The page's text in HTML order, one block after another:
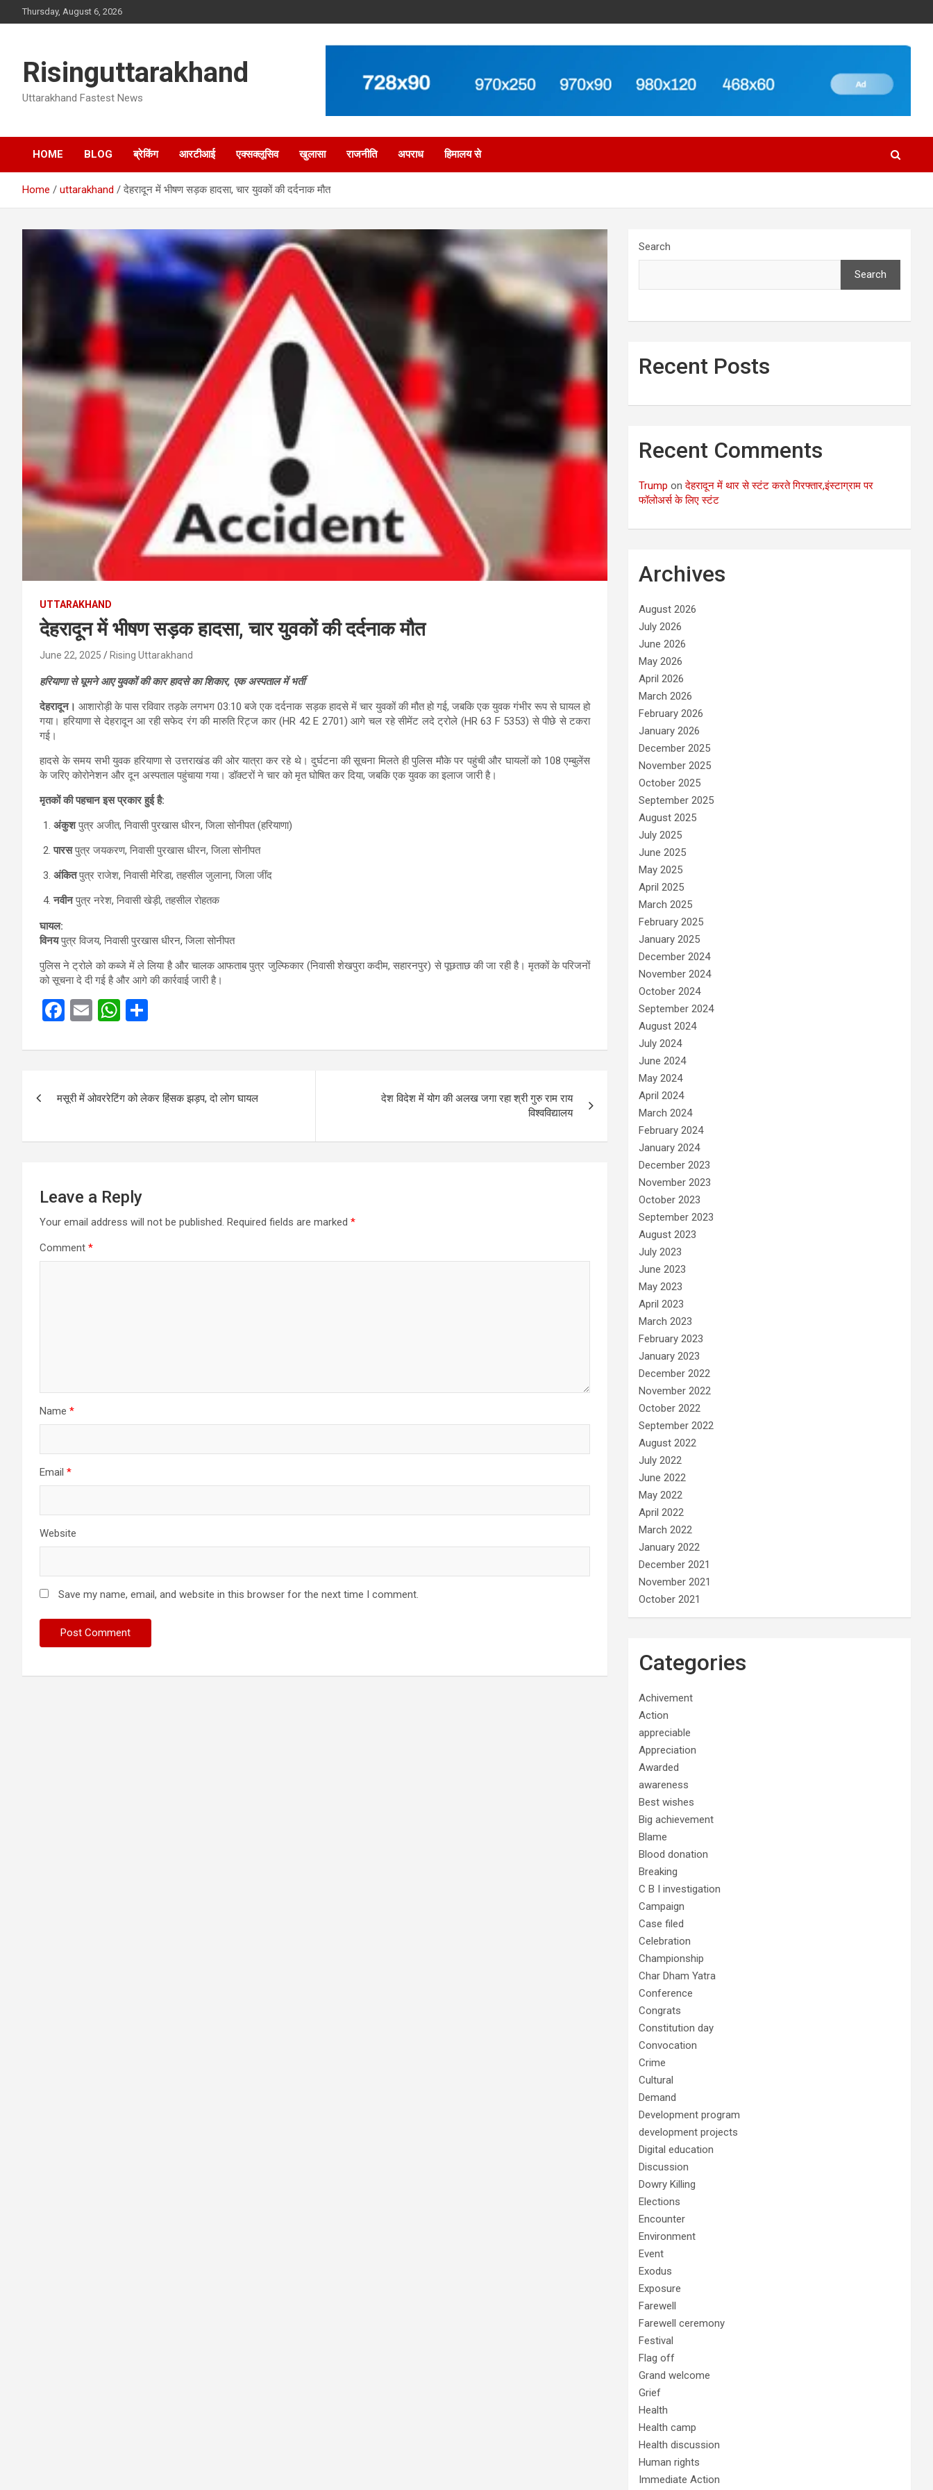
to
Thursday, August 6, 2026
Risinguttarakhand
Uttarakhand Fastest News
HOME BLOG ब्रेकिंग आरटीआई एक्सक्लूसिव खुलासा राजनीति अपराध हिमालय से
Home uttarakhand देहरादून में भीषण सड़क हादसा, चार युवकों की दर्दनाक मौत
UTTARAKHAND
देहरादून में भीषण सड़क हादसा, चार युवकों की दर्दनाक मौत
June 22, 2025 Rising Uttarakhand
हरियाणा से घूमने आए युवकों की कार हादसे का शिकार, एक अस्पताल में भर्ती
देहरादून। आशारोड़ी के पास रविवार तड़के लगभग 03:10 बजे एक दर्दनाक सड़क हादसे में चार युवकों की मौत हो गई, जबकि एक युवक गंभीर रूप से घायल हो
गया। हरियाणा से देहरादून आ रही सफेद रंग की मारुति रिट्ज कार (HR 42 E 2701) आगे चल रहे सीमेंट लदे ट्रोले (HR 63 F 5353) से पीछे से टकरा
गई।
हादसे के समय सभी युवक हरियाणा से उत्तराखंड की ओर यात्रा कर रहे थे। दुर्घटना की सूचना मिलते ही पुलिस मौके पर पहुंची और घायलों को 108 एम्बुलेंस
के जरिए कोरोनेशन और दून अस्पताल पहुंचाया गया। डॉक्टरों ने चार को मृत घोषित कर दिया, जबकि एक युवक का इलाज जारी है।
मृतकों की पहचान इस प्रकार हुई है:
अंकुशपुत्र अजीत, निवासी पुरखास धीरन, जिला सोनीपत (हरियाणा)
पारसपुत्र जयकरण, निवासी पुरखास धीरन, जिला सोनीपत
अंकितपुत्र राजेश, निवासी मेरिडा, तहसील जुलाना, जिला जींद
नवीनपुत्र नरेश, निवासी खेड़ी, तहसील रोहतक
घायल:
विनयपुत्र विजय, निवासी पुरखास धीरन, जिला सोनीपत
पुलिस ने ट्रोले को कब्जे में ले लिया है और चालक आफताब पुत्र जुल्फिकार (निवासी शेखपुरा कदीम, सहारनपुर) से पूछताछ की जा रही है। मृतकों के परिजनों
को सूचना दे दी गई है और आगे की कार्रवाई जारी है।
F
ce
o
k
E
ail
W
at
A
p
ar
navigation
मसूरी में ओवररेटिंग को लेकर हिंसक झड़प, दो लोग घायल
देश विदेश में योग की अलख जगा रहा श्री गुरु राम राय
विश्वविद्यालय
Leave a Reply
Your email address will not be published. Required fields are marked *
Comment *
Name *
Email *
Website
Save my name, email, and website in this browser for the next time I comment.
Search
Search
Recent Posts
Recent Comments
Trump onदेहरादून में थार से स्टंट करते गिरफ्तार,इंस्टाग्राम पर
फॉलोअर्स के लिए स्टंट
Archives
August 2026
July 2026
June 2026
May 2026
April 2026
March 2026
February 2026
January 2026
December 2025
November 2025
October 2025
September 2025
August 2025
July 2025
June 2025
May 2025
April 2025
March 2025
February 2025
January 2025
December 2024
November 2024
October 2024
September 2024
August 2024
July 2024
June 2024
May 2024
April 2024
March 2024
February 2024
January 2024
December 2023
November 2023
October 2023
September 2023
August 2023
July 2023
June 2023
May 2023
April 2023
March 2023
February 2023
January 2023
December 2022
November 2022
October 2022
September 2022
August 2022
July 2022
June 2022
May 2022
April 2022
March 2022
January 2022
December 2021
November 2021
October 2021
Categories
Achivement
Action
appreciable
Appreciation
Awarded
awareness
Best wishes
Big achievement
Blame
Blood donation
Breaking
C B I investigation
Campaign
Case filed
Celebration
Championship
Char Dham Yatra
Conference
Congrats
Constitution day
Convocation
Crime
Cultural
Demand
Development program
development projects
Digital education
Discussion
Dowry Killing
Elections
Encounter
Environment
Event
Exodus
Exposure
Farewell
Farewell ceremony
Festival
Flag off
Grand welcome
Grief
Health
Health camp
Health discussion
Human rights
Immediate Action